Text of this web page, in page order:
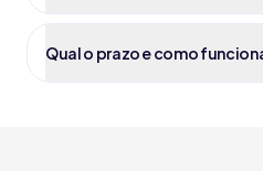
Qual o prazo e como